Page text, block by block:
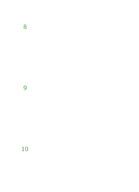
8
9
10